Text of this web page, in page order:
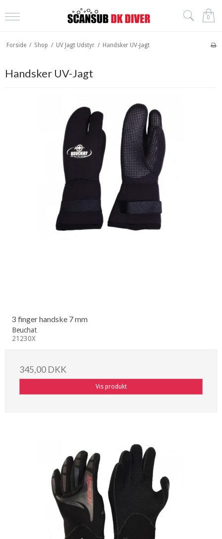
0
Forside / Shop / UV Jagt Udstyr / Handsker UV-Jagt
Handsker UV-Jagt
3 finger handske 7 mm
Beuchat
21230X
345,00 DKK
Vis produkt